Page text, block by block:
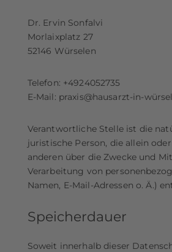
Dr. Ervin Sonfalvi
Morlaixplatz 27
52146 Würselen
Telefon: +4924052735
E-Mail: praxis@hausarzt-in-
Verantwortliche Stelle ist die
juristische Person, die allein
anderen über die Zwecke und
Verarbeitung von
Namen, E-Mail-Adressen o. Ä.)
Speicherdauer
Soweit innerhalb dieser